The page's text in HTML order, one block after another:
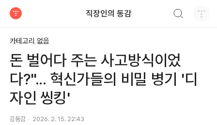
직장인의 동감
카테고리 없음
돈 벌어다 주는 사고방식이었
다?"... 혁신가들의 비밀 병기 '디
자인 씽킹'
김동감 2026. 2. 15. 22:43